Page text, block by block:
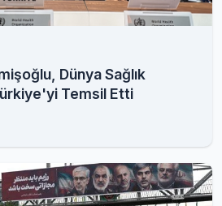
Dünya Sağlık
Temsil Etti